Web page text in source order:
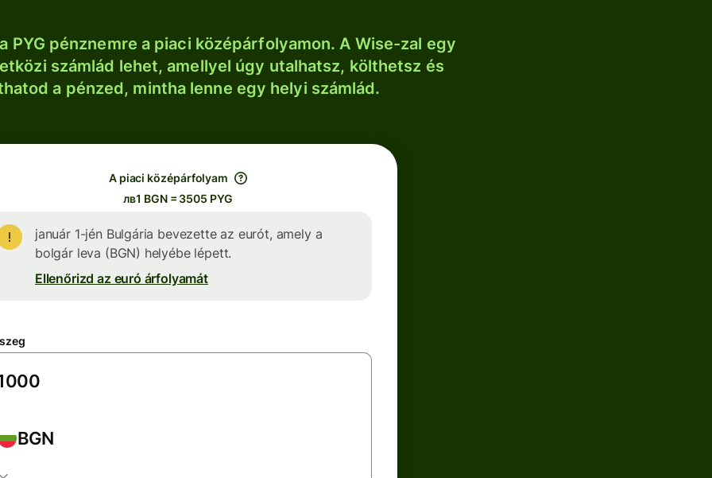
PYG pénznemre a piaci középárfolyamon. A Wise-zal egy
számlád lehet, amellyel úgy utalhatsz, költhetsz és
a pénzed, mintha lenne egy helyi számlád.
A piaci középárfolyam
лв1 BGN = 3505 PYG
január 1-jén Bulgária bevezette az eurót, amely a
bolgár leva (BGN) helyébe lépett.
Ellenőrizd az euró árfolyamát
BGN